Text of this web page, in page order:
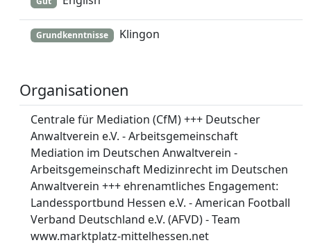
Grundkenntnisse Klingon
Organisationen
Centrale für Mediation (CfM) +++ Deutscher
Anwaltverein e.V. - Arbeitsgemeinschaft
Mediation im Deutschen Anwaltverein -
Arbeitsgemeinschaft Medizinrecht im Deutschen
Anwaltverein +++ ehrenamtliches Engagement:
Landessportbund Hessen e.V. - American Football
Verband Deutschland e.V. (AFVD) - Team
www.marktplatz-mittelhessen.net